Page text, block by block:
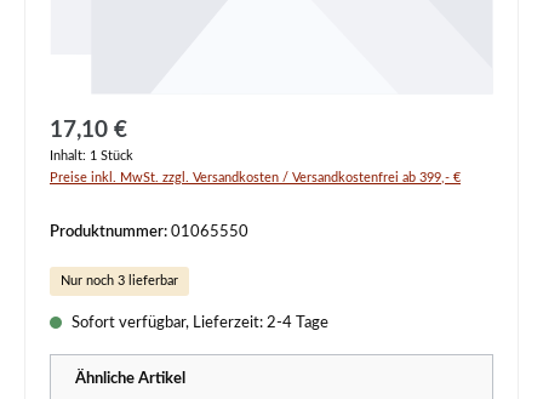
Regulärer Preis:
17,10 €
Inhalt: 1 Stück
Preise inkl. MwSt. zzgl. Versandkosten / Versandkostenfrei ab 399,- €
Produktnummer: 01065550
Nur noch 3 lieferbar
Sofort verfügbar, Lieferzeit: 2-4 Tage
Ähnliche Artikel